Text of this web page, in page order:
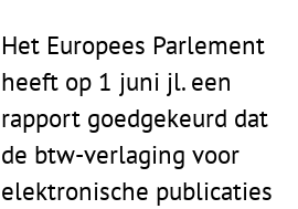
Het Europees Parlement
heeft op 1 juni jl. een
rapport goedgekeurd dat
de btw-verlaging voor
elektronische publicaties